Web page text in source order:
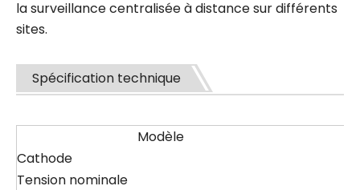
la surveillance centralisée à distance sur différents
sites.
Spécification technique
Modèle
Cathode
Tension nominale